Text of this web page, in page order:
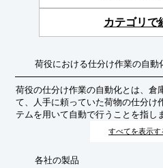
カテゴリで
荷役における仕分け作業の自動
荷役の仕分け作業の自動化とは、倉
て、人手に頼っていた荷物の仕分け
テムを用いて自動で行うことを指し
効率の向上、人件費の削減、ミスの
すべてを表示す
各社の製品